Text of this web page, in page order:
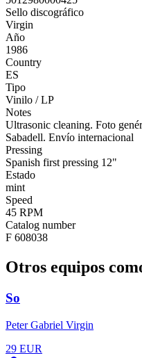
Sello discográfico
Virgin
Año
1986
Country
ES
Tipo
Vinilo / LP
Notes
Ultrasonic cleaning. Foto
Sabadell. Envío internacional
Pressing
Spanish first pressing 12"
Estado
mint
Speed
45 RPM
Catalog number
F 608038
Otros equipos
So
Peter Gabriel Virgin
29 EUR